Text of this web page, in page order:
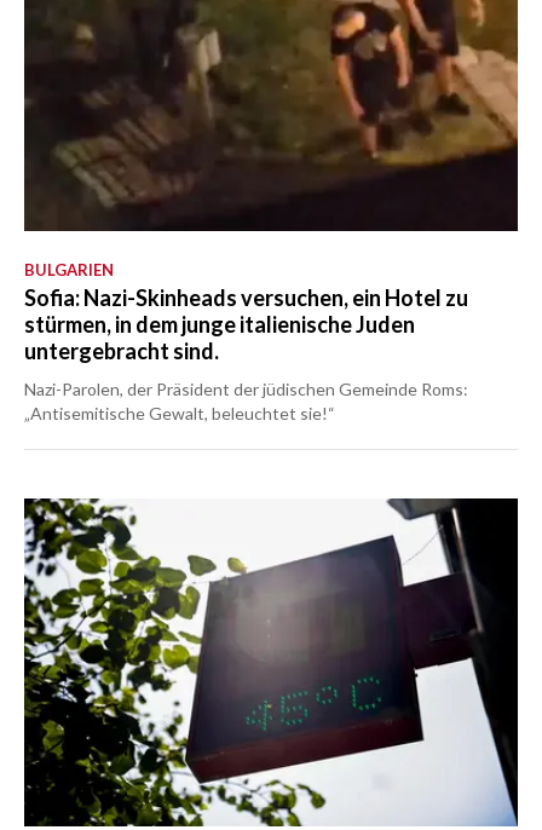
BULGARIEN
Sofia: Nazi-Skinheads versuchen, ein Hotel zu
stürmen, in dem junge italienische Juden
untergebracht sind.
Nazi-Parolen, der Präsident der jüdischen Gemeinde Roms:
„Antisemitische Gewalt, beleuchtet sie!“